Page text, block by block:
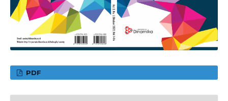
PDF